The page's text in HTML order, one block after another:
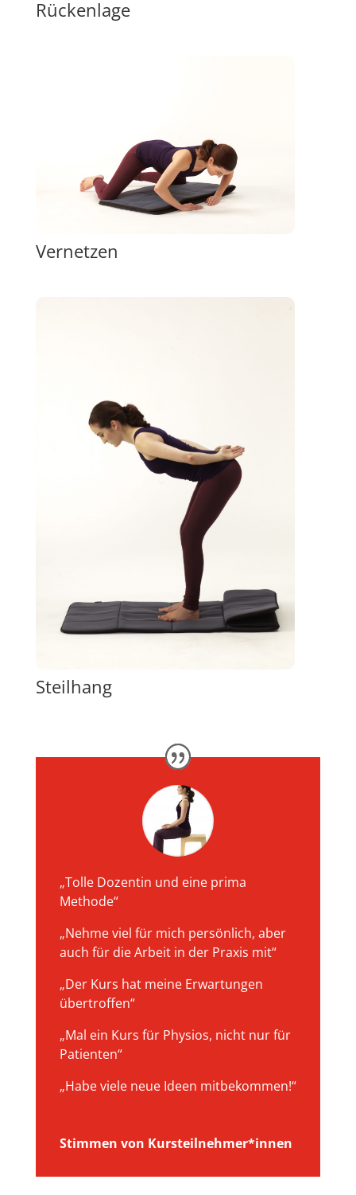
Rückenlage
Vernetzen
Steilhang
„Tolle Dozentin und eine prima
Methode“
„Nehme viel für mich persönlich, aber
auch für die Arbeit in der Praxis mit“
„Der Kurs hat meine Erwartungen
übertroffen“
„Mal ein Kurs für Physios, nicht nur für
Patienten“
„Habe viele neue Ideen mitbekommen!“
Stimmen von Kursteilnehmer*innen